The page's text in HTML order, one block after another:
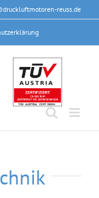
reuss.de